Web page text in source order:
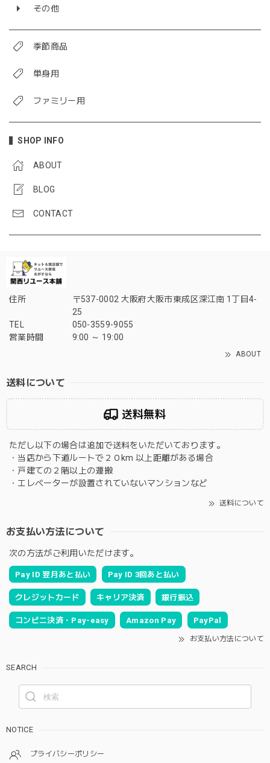
その他
季節商品
単身用
ファミリー用
SHOP INFO
ABOUT
BLOG
CONTACT
住所
〒537-0002 大阪府大阪市東成区深江南 1丁目4-
25
TEL
050-3559-9055
営業時間
9:00 ～ 19:00
ABOUT
送料について
送料無料
ただし以下の場合は追加で送料をいただいております。
・当店から下道ルートで２０km 以上距離がある場合
・戸建ての２階以上の運搬
・エレベーターが設置されていないマンションなど
送料について
お支払い方法について
次の方法がご利用いただけます。
Pay ID 翌月あと払い Pay ID 3回あと払い
クレジットカード キャリア決済 銀行振込
コンビニ決済・Pay-easy Amazon Pay PayPal
お支払い方法について
SEARCH
NOTICE
プライバシーポリシー